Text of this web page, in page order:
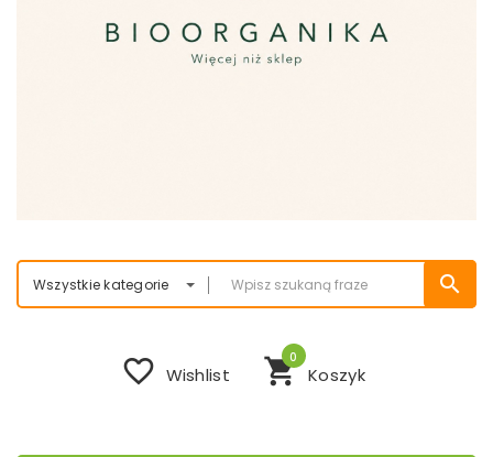
Wszystkie kategorie search
shopping_cart Koszyk
0
favorite_border Wishlist